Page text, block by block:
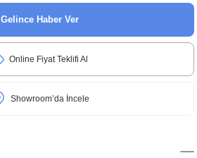
Gelince Haber Ver
Online Fiyat Teklifi Al
Showroom’da İncele